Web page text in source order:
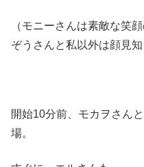
（モニーさんは素敵な笑
ぞうさんと私以外は顔見知
開始10分前、モカヲさん
場。